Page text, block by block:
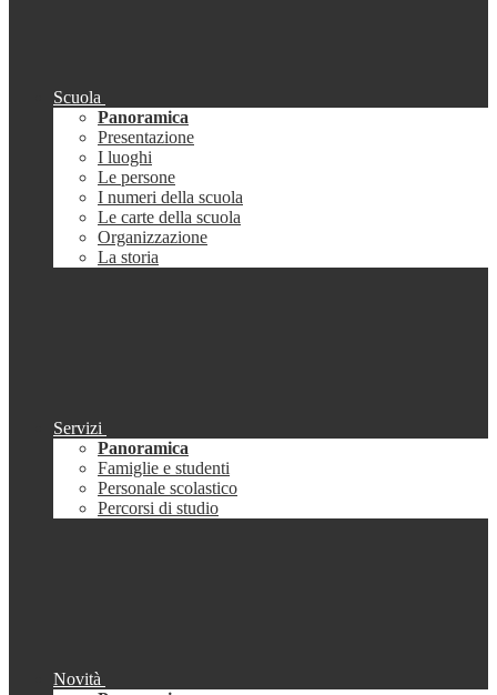
Scuola
Panoramica
Presentazione
I luoghi
Le persone
I numeri della scuola
Le carte della scuola
Organizzazione
La storia
Servizi
Panoramica
Famiglie e studenti
Personale scolastico
Percorsi di studio
Novità